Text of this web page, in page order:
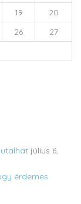
19
20
26
27
július 6,
érdemes